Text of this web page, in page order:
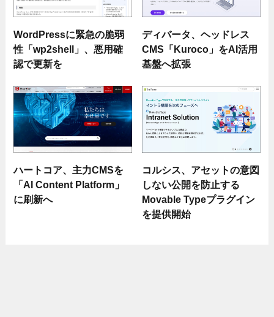
WordPressに緊急の脆弱
性「wp2shell」、悪用確
認で更新を
ディバータ、ヘッドレス
CMS「Kuroco」をAI活用
基盤へ拡張
ハートコア、主力CMSを
「AI Content Platform」
に刷新へ
コルシス、アセットの意図
しない公開を防止する
Movable Typeプラグイン
を提供開始